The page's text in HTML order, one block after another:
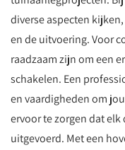
diverse aspecten
en de uitvoering. Voor
raadzaam zijn om een
schakelen. Een
en vaardigheden om
ervoor te zorgen dat
uitgevoerd. Met een